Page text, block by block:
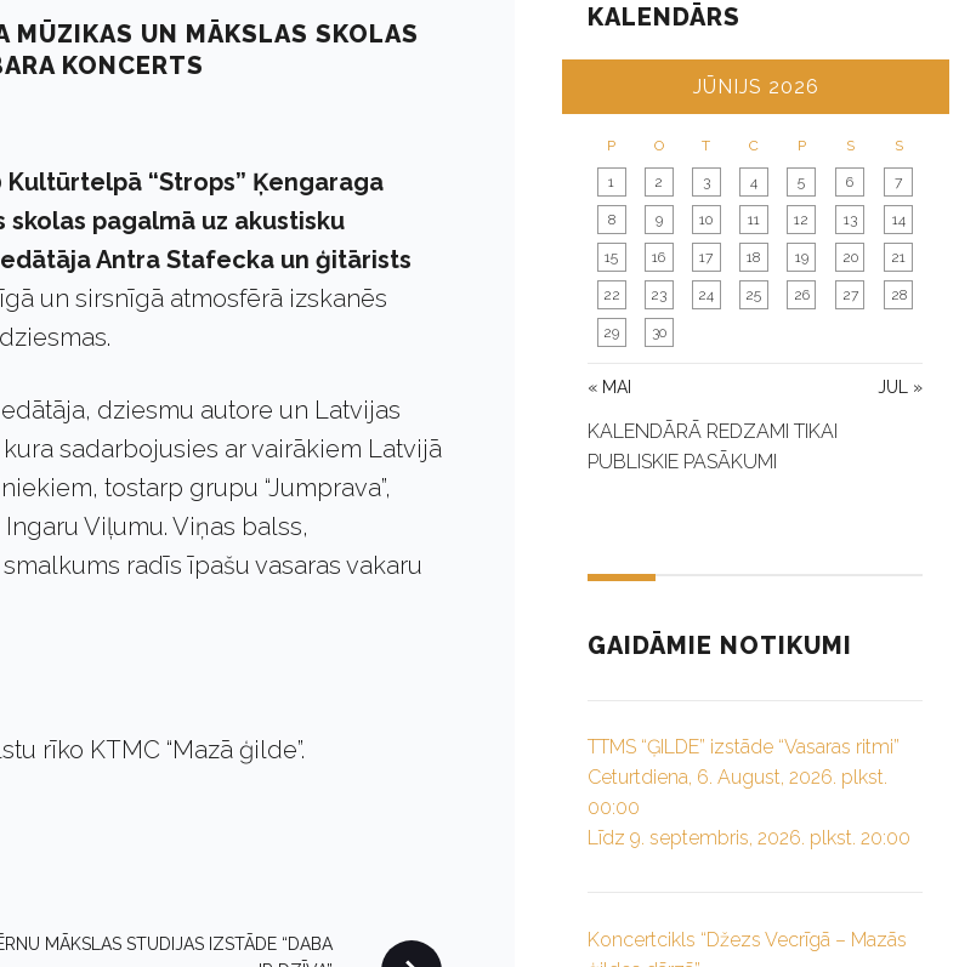
MŪZIKAS UN MĀKSLAS SKOLAS
KONCERTS
Kultūrtelpā “Strops” Ķengaraga
skolas pagalmā uz akustisku
Antra Stafecka un ģitārists
un sirsnīgā atmosfērā izskanēs
dziesmu autore un Latvijas
sadarbojusies ar vairākiem Latvijā
tostarp grupu “Jumprava”,
Viļumu. Viņas balss,
radīs īpašu vasaras vakaru
rīko KTMC “Mazā ģilde”.
MĀKSLAS STUDIJAS IZSTĀDE “DABA
KALENDĀRS
JŪNIJS 2026
P O T C P S S
« MAI JUL »
1 2 3 4 5 6 7
8 9 10 11 12 13 14
15 16 17 18 19 20 21
22 23 24 25 26 27 28
29 30
KALENDĀRĀ REDZAMI TIKAI
PUBLISKIE PASĀKUMI
GAIDĀMIE NOTIKUMI
TTMS “ĢILDE” izstāde “Vasaras ritmi”
Ceturtdiena, 6. August, 2026. plkst.
00:00
Līdz 9. septembris, 2026. plkst. 20:00
Koncertcikls “Džezs Vecrīgā – Mazās